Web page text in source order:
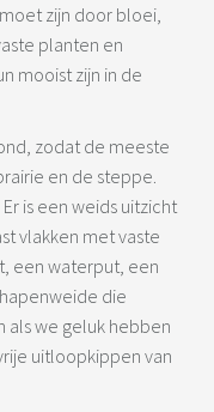
zijn door bloei,
planten en
mooist zijn in de
zodat de meeste
en de steppe.
is een weids uitzicht
vlakken met vaste
een waterput, een
die
als we geluk hebben
uitloopkippen van